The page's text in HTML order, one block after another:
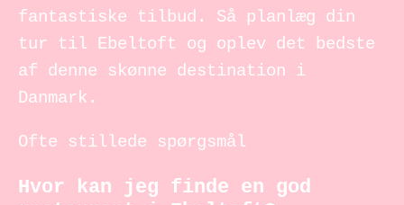
fantastiske tilbud. Så planlæg din
tur til Ebeltoft og oplev det bedste
af denne skønne destination i
Danmark.
Ofte stillede spørgsmål
Hvor kan jeg finde en god